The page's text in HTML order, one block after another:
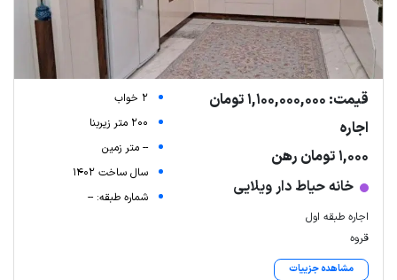
قیمت: 1,100,000,000 تومان
اجاره
1,000 تومان رهن
خانه حیاط دار ویلایی
اجاره طبقه اول
قروه
مشاهده جزییات
2 خواب
200 متر زیربنا
-- متر زمین
سال ساخت 1402
شماره طبقه: --